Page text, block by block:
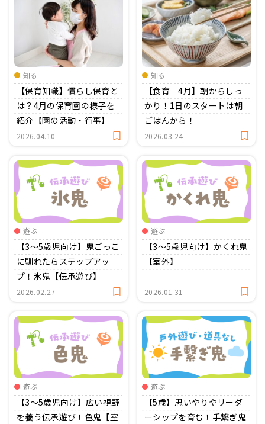
知る
【保育知識】慣らし保育と
は？4月の保育園の様子を
紹介【園の活動・行事】
2026.04.10
知る
【食育｜4月】朝からしっ
かり！1日のスタートは朝
ごはんから！
2026.03.24
遊ぶ
【3〜5歳児向け】鬼ごっこ
に馴れたらステップアッ
プ！氷鬼【伝承遊び】
2026.02.27
遊ぶ
【3〜5歳児向け】かくれ鬼
【室外】
2026.01.31
遊ぶ
【3〜5歳児向け】広い視野
を養う伝承遊び！色鬼【室
遊ぶ
【5歳】思いやりやリーダ
ーシップを育む！手繋ぎ鬼